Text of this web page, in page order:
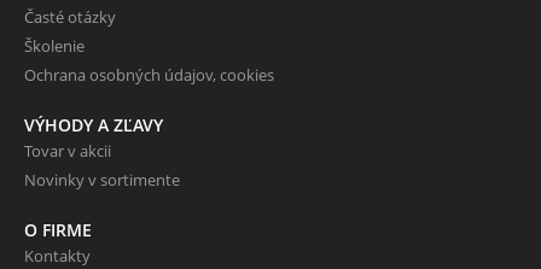
Časté otázky
Školenie
Ochrana osobných údajov, cookies
VÝHODY A ZĽAVY
Tovar v akcii
Novinky v sortimente
O FIRME
Kontakty